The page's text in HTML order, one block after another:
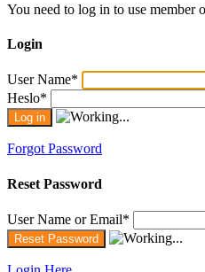
You need to log in to use member
Login
User Name*
Heslo*
Forgot Password
Reset Password
User Name or Email*